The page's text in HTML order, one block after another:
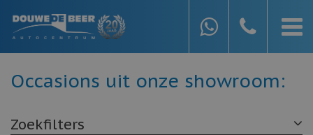
Occasions uit onze showroom:
Zoekfilters